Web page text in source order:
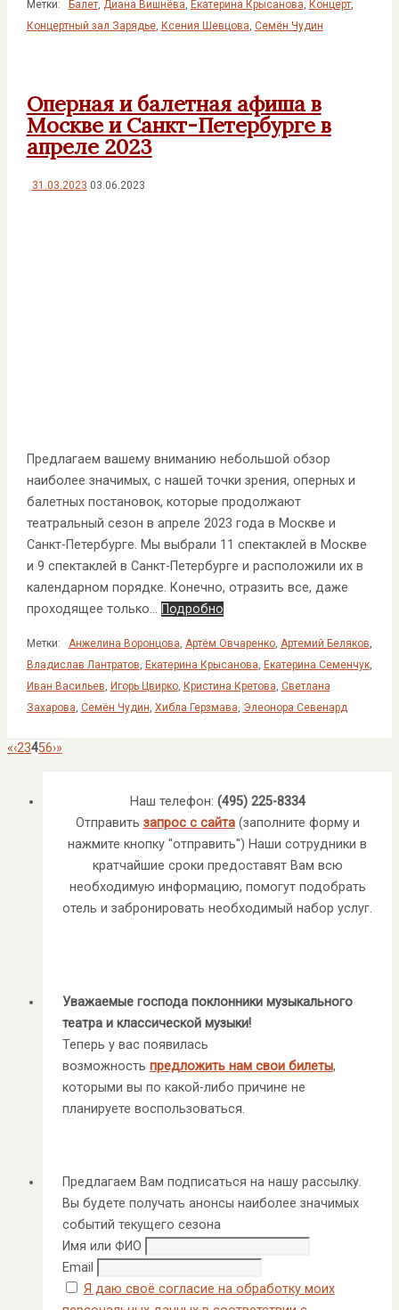
Метки: Балет, Диана Вишнёва, Екатерина Крысанова, Концерт,
Концертный зал Зарядье, Ксения Шевцова, Семён Чудин
Оперная и балетная афиша в
Москве и Санкт-Петербурге в
апреле 2023
31.03.2023 03.06.2023
Предлагаем вашему вниманию небольшой обзор
наиболее значимых, с нашей точки зрения, оперных и
балетных постановок, которые продолжают
театральный сезон в апреле 2023 года в Москве и
Санкт-Петербурге. Мы выбрали 11 спектаклей в Москве
и 9 спектаклей в Санкт-Петербурге и расположили их в
календарном порядке. Конечно, отразить все, даже
проходящее только… Подробно
Метки: Анжелина Воронцова, Артём Овчаренко, Артемий Беляков,
Владислав Лантратов, Екатерина Крысанова, Екатерина Семенчук,
Иван Васильев, Игорь Цвирко, Кристина Кретова, Светлана
Захарова, Семён Чудин, Хибла Герзмава, Элеонора Севенард
«‹23456›»
Наш телефон: (495) 225-8334
Отправить запрос с сайта(заполните форму и
нажмите кнопку "отправить") Наши сотрудники в
кратчайшие сроки предоставят Вам всю
необходимую информацию, помогут подобрать
отель и забронировать необходимый набор услуг.
Уважаемые господа поклонники музыкального
театра и классической музыки!
Теперь у вас появилась
возможность предложить нам свои билеты,
которыми вы по какой-либо причине не
планируете воспользоваться.
Предлагаем Вам подписаться на нашу рассылку.
Вы будете получать анонсы наиболее значимых
событий текущего сезона
Имя или ФИО
Email
Я даю своё согласие на обработку моих